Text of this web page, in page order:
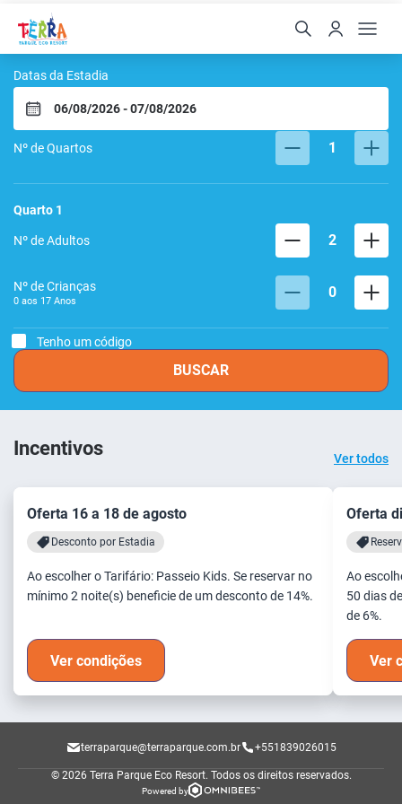
Terra Parque Eco Resort
Datas da Estadia
Nº de Quartos 1
Quarto 1
Nº de Adultos 2
Nº de Crianças
0 aos 17 Anos 0
Tenho um código
BUSCAR
Incentivos Ver todos
Oferta 16 a 18 de agosto
Desconto por Estadia
Ao escolher o Tarifário: Passeio Kids. Se reservar no
mínimo 2 noite(s) beneficie de um desconto de 14%.
Ver condições
Oferta
Ao
50 dias
de 6%.
Ver
terraparque@terraparque.com.br +551839026015
© 2026 Terra Parque Eco Resort. Todos os direitos reservados.
Powered by